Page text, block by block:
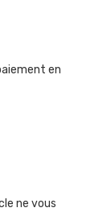
en
ne vous